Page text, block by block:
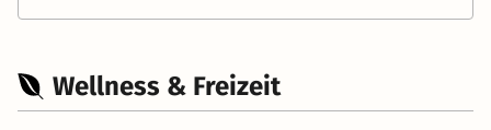
Wellness & Freizeit